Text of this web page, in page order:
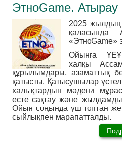
9.00
ЭтноGame. Атырау
2025 жылдың
қаласында
«ЭтноGame»
Ойынға ҮЕҰ
халқы
құрылымдары, азаматтық
қатысты. Қатысушылар
халықтардың мәдени
есте сақтау және
Ойын соңында үш топтан
сыйлықпен марапатталды.